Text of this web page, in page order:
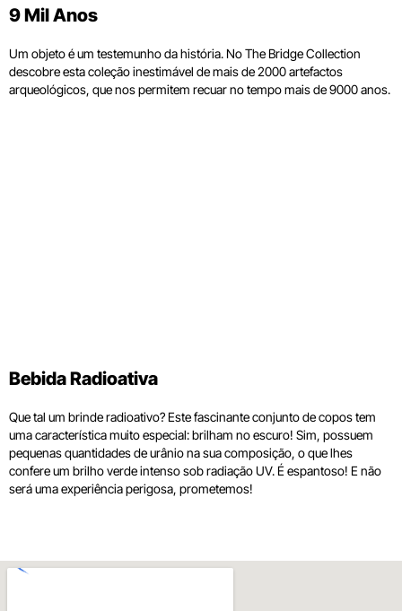
9 Mil Anos
Um objeto é um testemunho da história. No The Bridge Collection
descobre esta coleção inestimável de mais de 2000 artefactos
arqueológicos, que nos permitem recuar no tempo mais de 9000 anos.
Bebida Radioativa
Que tal um brinde radioativo? Este fascinante conjunto de copos tem
uma característica muito especial: brilham no escuro! Sim, possuem
pequenas quantidades de urânio na sua composição, o que lhes
confere um brilho verde intenso sob radiação UV. É espantoso! E não
será uma experiência perigosa, prometemos!